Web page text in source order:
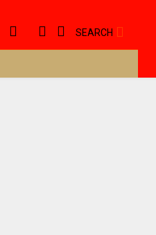
SEARCH